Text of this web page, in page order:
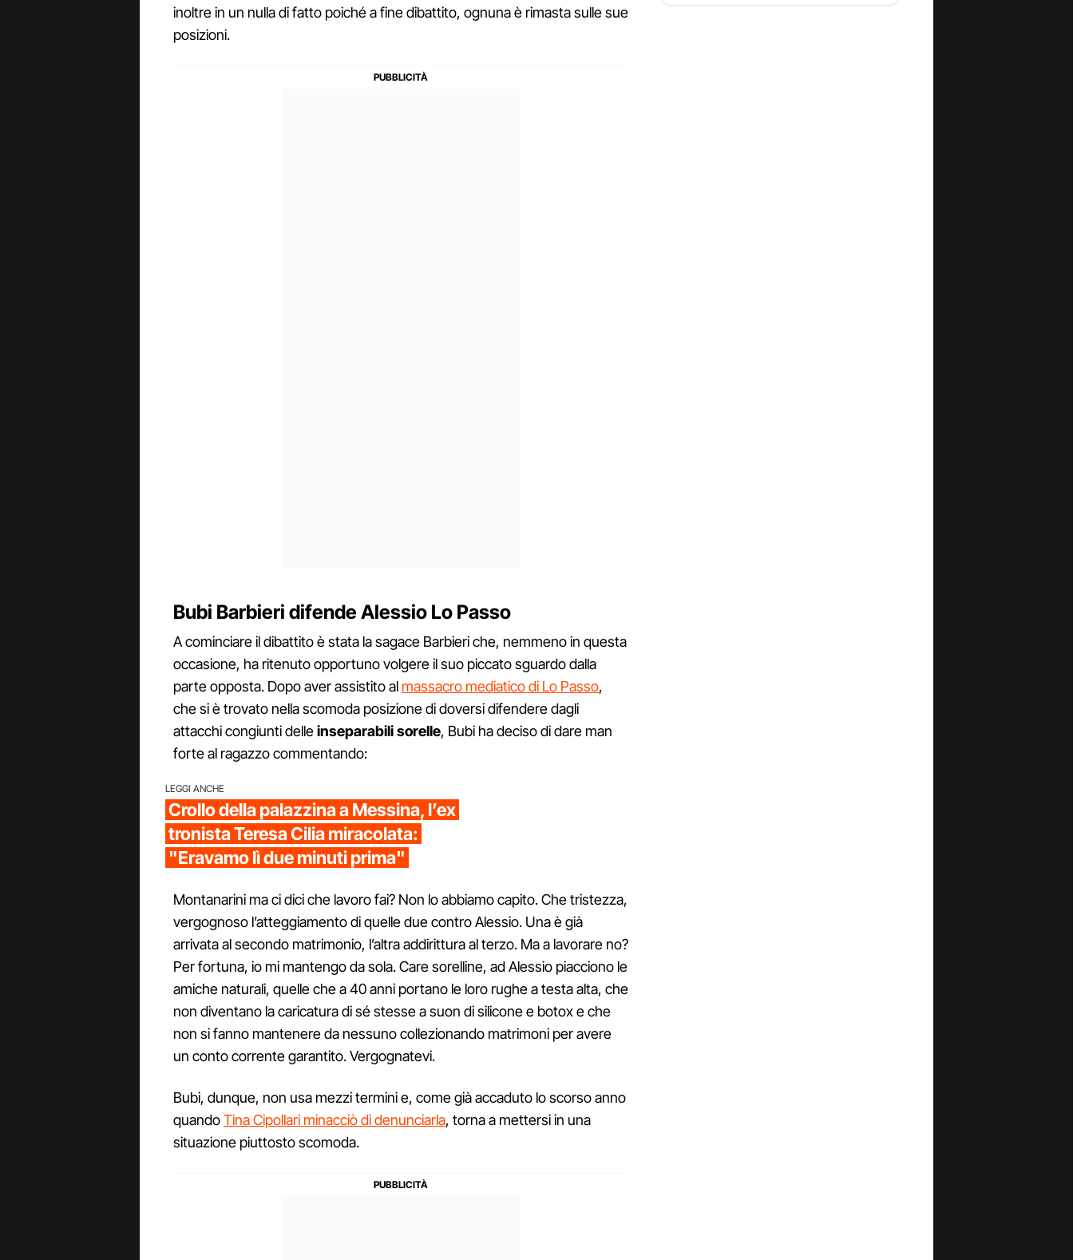
inoltre in un nulla di fatto poiché a fine dibattito, ognuna è rimasta sulle sue
posizioni.
Bubi Barbieri difende Alessio Lo Passo
A cominciare il dibattito è stata la sagace Barbieri che, nemmeno in questa
occasione, ha ritenuto opportuno volgere il suo piccato sguardo dalla
parte opposta. Dopo aver assistito al massacro mediatico di Lo Passo,
che si è trovato nella scomoda posizione di doversi difendere dagli
attacchi congiunti delleinseparabili sorelle, Bubi ha deciso di dare man
forte al ragazzo commentando:
LEGGI ANCHE
Crollo della palazzina a Messina, l’ex
tronista Teresa Cilia miracolata:
"Eravamo lì due minuti prima"
Montanarini ma ci dici che lavoro fai? Non lo abbiamo capito. Che tristezza,
vergognoso l’atteggiamento di quelle due contro Alessio. Una è già
arrivata al secondo matrimonio, l’altra addirittura al terzo. Ma a lavorare no?
Per fortuna, io mi mantengo da sola. Care sorelline, ad Alessio piacciono le
amiche naturali, quelle che a 40 anni portano le loro rughe a testa alta, che
non diventano la caricatura di sé stesse a suon di silicone e botox e che
non si fanno mantenere da nessuno collezionando matrimoni per avere
un conto corrente garantito. Vergognatevi.
Bubi, dunque, non usa mezzi termini e, come già accaduto lo scorso anno
quandoTina Cipollari minacciò di denunciarla, torna a mettersi in una
situazione piuttosto scomoda.